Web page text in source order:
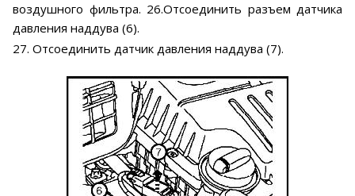
воздушного фильтра. 26.Отсоединить разъем датчика
давления наддува (6).
27. Отсоединить датчик давления наддува (7).